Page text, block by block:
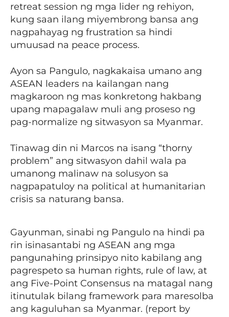
retreat session ng mga lider ng rehiyon,
kung saan ilang miyembrong bansa ang
nagpahayag ng frustration sa hindi
umuusad na peace process.
Ayon sa Pangulo, nagkakaisa umano ang
ASEAN leaders na kailangan nang
magkaroon ng mas konkretong hakbang
upang mapagalaw muli ang proseso ng
pag-normalize ng sitwasyon sa Myanmar.
Tinawag din ni Marcos na isang “thorny
problem” ang sitwasyon dahil wala pa
umanong malinaw na solusyon sa
nagpapatuloy na political at humanitarian
crisis sa naturang bansa.
Gayunman, sinabi ng Pangulo na hindi pa
rin isinasantabi ng ASEAN ang mga
pangunahing prinsipyo nito kabilang ang
pagrespeto sa human rights, rule of law, at
ang Five-Point Consensus na matagal nang
itinutulak bilang framework para maresolba
ang kaguluhan sa Myanmar. (report by